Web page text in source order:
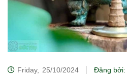
Friday, 25/10/2024 Đăng bởi: